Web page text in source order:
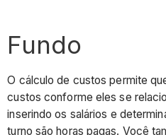
Fundo
O cálculo de custos permite
custos conforme eles se
inserindo os salários e
turno são horas pagas. Você